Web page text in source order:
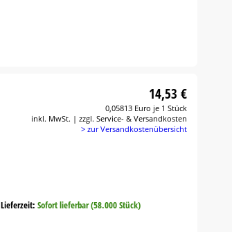
14,53 €
0,05813 Euro je 1 Stück
inkl. MwSt. | zzgl. Service- & Versandkosten
> zur Versandkostenübersicht
Lieferzeit: Sofort lieferbar (58.000 Stück)